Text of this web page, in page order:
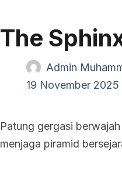
The
Admin
19 November 2025
Patung gergasi
menjaga piramid